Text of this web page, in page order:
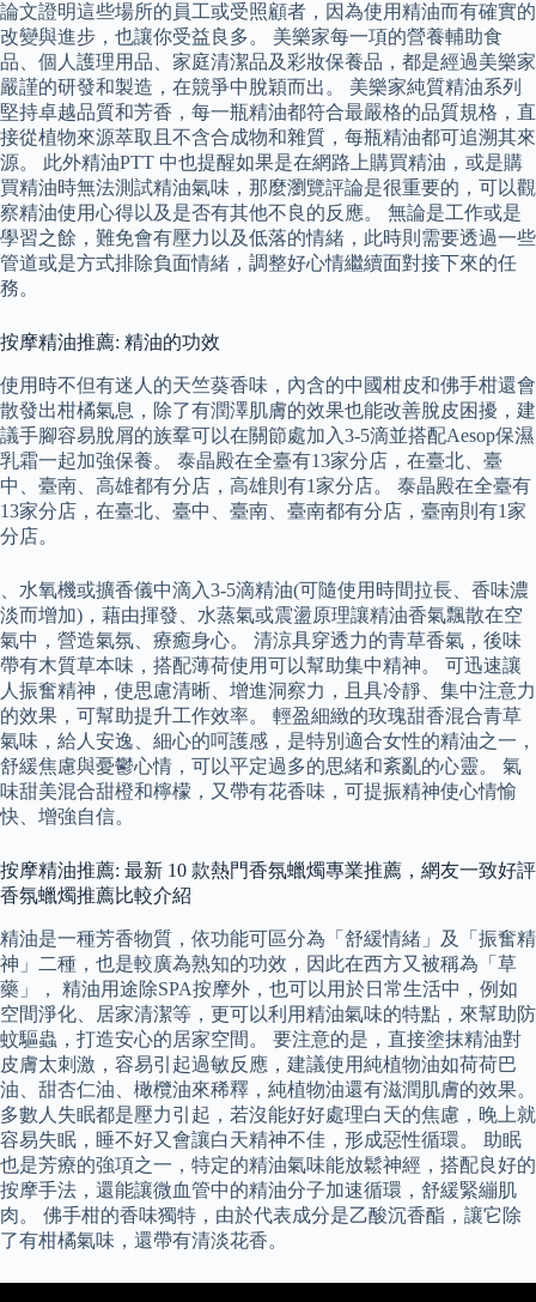
論文證明這些場所的員工或受照顧者，因為使用精油而有確實的
改變與進步，也讓你受益良多。 美樂家每一項的營養輔助食
品、個人護理用品、家庭清潔品及彩妝保養品，都是經過美樂家
嚴謹的研發和製造，在競爭中脫穎而出。 美樂家純質精油系列
堅持卓越品質和芳香，每一瓶精油都符合最嚴格的品質規格，直
接從植物來源萃取且不含合成物和雜質，每瓶精油都可追溯其來
源。 此外精油PTT 中也提醒如果是在網路上購買精油，或是購
買精油時無法測試精油氣味，那麼瀏覽評論是很重要的，可以觀
察精油使用心得以及是否有其他不良的反應。 無論是工作或是
學習之餘，難免會有壓力以及低落的情緒，此時則需要透過一些
管道或是方式排除負面情緒，調整好心情繼續面對接下來的任
務。
按摩精油推薦: 精油的功效
使用時不但有迷人的天竺葵香味，內含的中國柑皮和佛手柑還會
散發出柑橘氣息，除了有潤澤肌膚的效果也能改善脫皮困擾，建
議手腳容易脫屑的族羣可以在關節處加入3-5滴並搭配Aesop保濕
乳霜一起加強保養。 泰晶殿在全臺有13家分店，在臺北、臺
中、臺南、高雄都有分店，高雄則有1家分店。 泰晶殿在全臺有
13家分店，在臺北、臺中、臺南、臺南都有分店，臺南則有1家
分店。
、水氧機或擴香儀中滴入3-5滴精油(可隨使用時間拉長、香味濃
淡而增加)，藉由揮發、水蒸氣或震盪原理讓精油香氣飄散在空
氣中，營造氣氛、療癒身心。 清涼具穿透力的青草香氣，後味
帶有木質草本味，搭配薄荷使用可以幫助集中精神。 可迅速讓
人振奮精神，使思慮清晰、增進洞察力，且具冷靜、集中注意力
的效果，可幫助提升工作效率。 輕盈細緻的玫瑰甜香混合青草
氣味，給人安逸、細心的呵護感，是特別適合女性的精油之一，
舒緩焦慮與憂鬱心情，可以平定過多的思緒和紊亂的心靈。 氣
味甜美混合甜橙和檸檬，又帶有花香味，可提振精神使心情愉
快、增強自信。
按摩精油推薦: 最新 10 款熱門香氛蠟燭專業推薦，網友一致好評
香氛蠟燭推薦比較介紹
精油是一種芳香物質，依功能可區分為「舒緩情緒」及「振奮精
神」二種，也是較廣為熟知的功效，因此在西方又被稱為「草
藥」， 精油用途除SPA按摩外，也可以用於日常生活中，例如
空間淨化、居家清潔等，更可以利用精油氣味的特點，來幫助防
蚊驅蟲，打造安心的居家空間。 要注意的是，直接塗抹精油對
皮膚太刺激，容易引起過敏反應，建議使用純植物油如荷荷巴
油、甜杏仁油、橄欖油來稀釋，純植物油還有滋潤肌膚的效果。
多數人失眠都是壓力引起，若沒能好好處理白天的焦慮，晚上就
容易失眠，睡不好又會讓白天精神不佳，形成惡性循環。 助眠
也是芳療的強項之一，特定的精油氣味能放鬆神經，搭配良好的
按摩手法，還能讓微血管中的精油分子加速循環，舒緩緊繃肌
肉。 佛手柑的香味獨特，由於代表成分是乙酸沉香酯，讓它除
了有柑橘氣味，還帶有清淡花香。